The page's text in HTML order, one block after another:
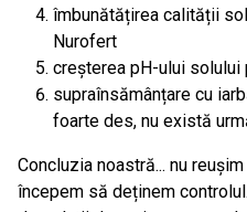
îmbunătățirea calității
Nurofert
creșterea pH-ului solului
supraînsămânțare cu
foarte des, nu există
Concluzia noastră... nu
începem să deținem